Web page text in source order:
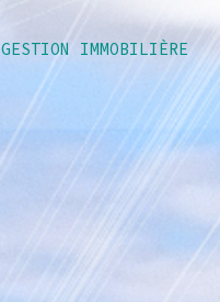
GESTION IMMOBILIÈRE